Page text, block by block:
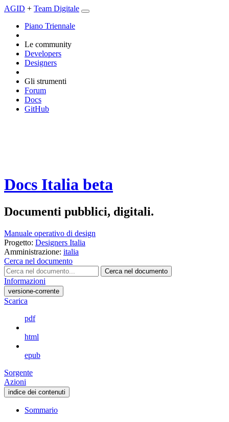
AGID + Team Digitale
Piano Triennale
Le community
Developers
Designers
Gli strumenti
Forum
Docs
GitHub
Docs Italia beta
Documenti pubblici, digitali.
Manuale operativo di design
Progetto: Designers Italia
Amministrazione: italia
Cerca nel documento
Cerca nel documento
Informazioni
versione-corrente
Scarica
pdf
html
epub
Sorgente
Azioni
indice dei contenuti
Sommario